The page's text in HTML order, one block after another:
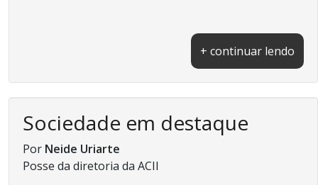
+ continuar lendo
Sociedade em destaque
Por Neide Uriarte
Posse da diretoria da ACII